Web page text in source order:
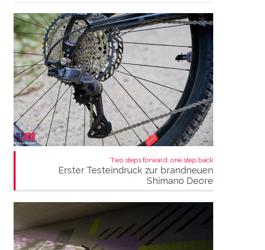
Two steps forward, one step back:
Erster Testeindruck zur brandneuen
Shimano Deore